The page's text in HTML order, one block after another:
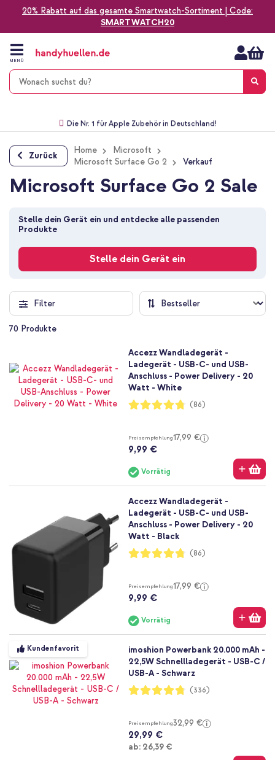
20% Rabatt auf das gesamte Smartwatch-Sortiment | Code:
SMARTWATCH20
Zum
Inhalt
springen
MENÜ
Die Nr. 1 für Apple Zubehör in Deutschland!
Zurück
Home
Microsoft
Microsoft Surface Go 2
Verkauf
Microsoft Surface Go 2 Sale
Stelle dein Gerät ein und entdecke alle passenden
Produkte
Stelle dein Gerät ein
Filter
70 Produkte
Accezz Wandladegerät -
Ladegerät - USB-C- und USB-
Anschluss - Power Delivery - 20
Watt - White
Bewertung:
95%
(86)
Preisempfehlung17,99 €
9,99 €
Vorrätig
Accezz Wandladegerät -
Ladegerät - USB-C- und USB-
Anschluss - Power Delivery - 20
Watt - Black
Bewertung:
95%
(86)
Preisempfehlung17,99 €
9,99 €
Vorrätig
Kundenfavorit
imoshion Powerbank 20.000 mAh -
22,5W Schnellladegerät - USB-C /
USB-A - Schwarz
Bewertung:
95%
(336)
Preisempfehlung32,99 €
29,99 €
ab: Ab
26,39 €